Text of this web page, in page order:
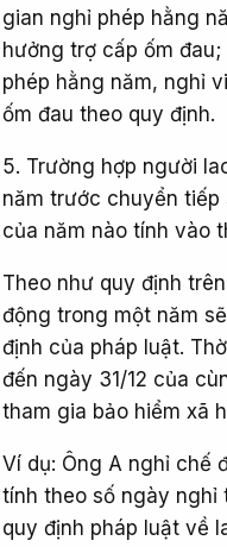
gian nghỉ phép hằng
hưởng trợ cấp ốm
phép hằng năm, nghỉ
ốm đau theo quy định.
5. Trường hợp người
năm trước chuyển tiếp
của năm nào tính vào
Theo như quy định
động trong một năm sẽ
định của pháp luật.
đến ngày 31/12 của
tham gia bảo hiểm xã
Ví dụ: Ông A nghỉ chế
tính theo số ngày nghỉ
quy định pháp luật về